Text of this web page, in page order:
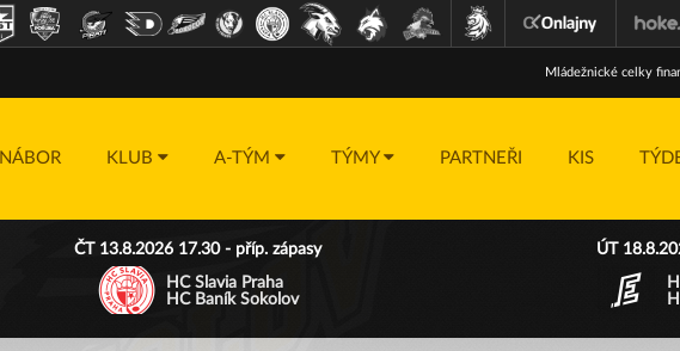
Ml ádežnické celky
NÁBOR KLUB A-TÝM TÝMY PARTNEŘI KIS
ČT 13.8.2026 17.30 - příp. zápasy
HC Slavia Praha
HC Baník Sokolov
ÚT